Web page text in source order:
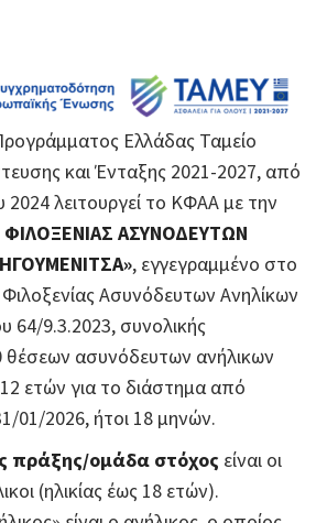
Ελλάδας Ταμείο
και Ένταξης 2021-2027, από
λειτουργεί το ΚΦΑΑ με την
ΑΣΥΝΟΔΕΥΤΩΝ
, εγγεγραμμένο στο
Ασυνόδευτων Ανηλίκων
64/9.3.2023, συνολικής
θέσεων ασυνόδευτων ανήλικων
ετών για το διάστημα από
01/2026, ήτοι 18 μηνών.
πράξης/ομάδα στόχος είναι οι
(ηλικίας έως 18 ετών).